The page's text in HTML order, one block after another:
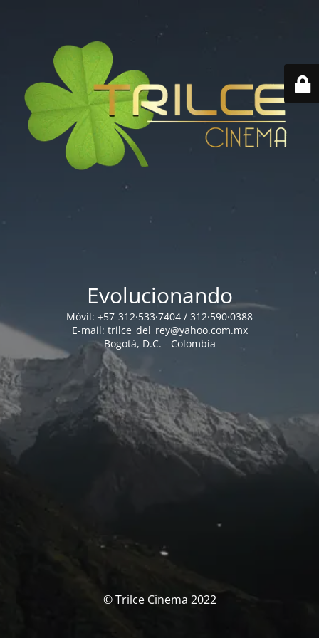
Evolucionando
Móvil: +57-312·533·7404 / 312·590·0388
E-mail: trilce_del_rey@yahoo.com.mx
Bogotá, D.C. - Colombia
© Trilce Cinema 2022